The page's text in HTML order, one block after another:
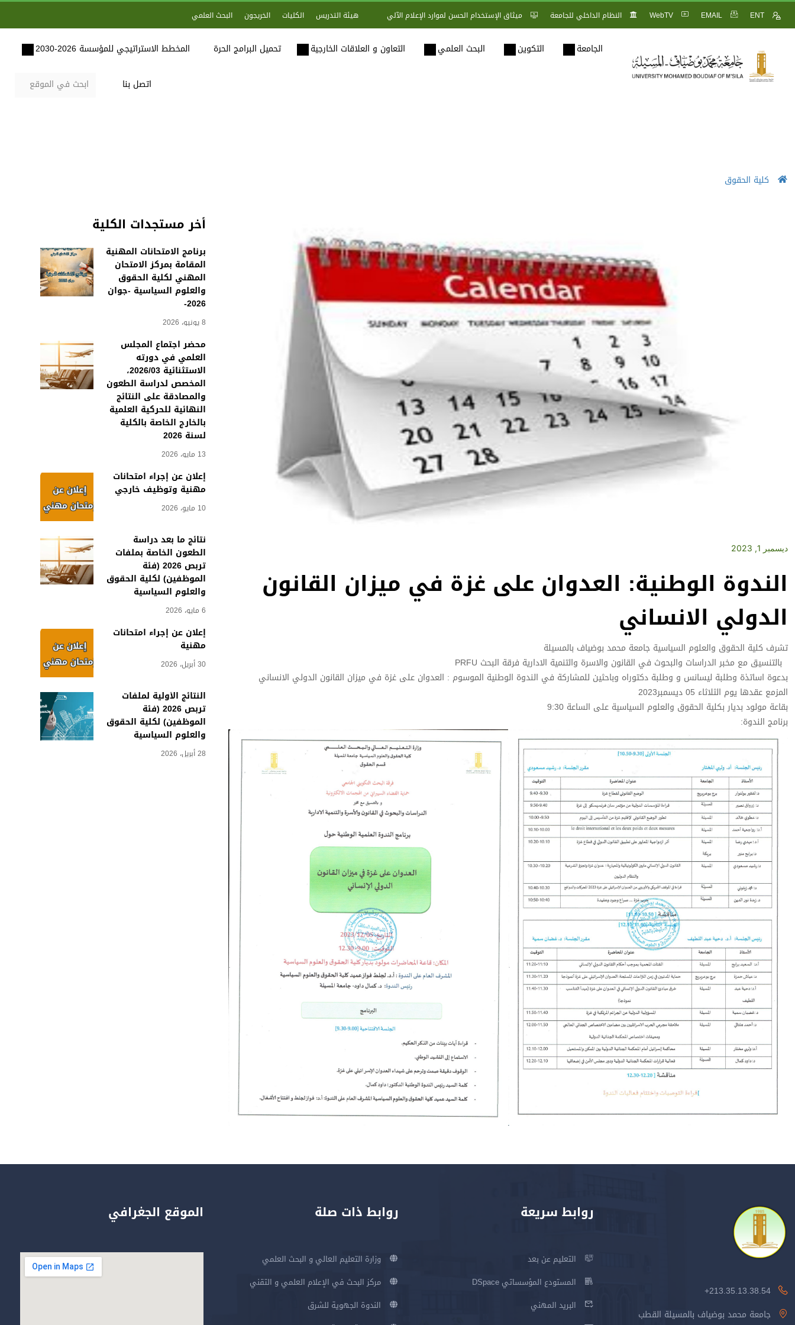
ENT
EMAIL
WebTV النظام الداخلي للجامعة ميثاق الإستخدام الحسن لموارد الإعلام الآلي هيئة التدريس الكليات الخريجون البحث العلمي
الجامعة التكوين البحث العلمي التعاون و العلاقات الخارجية تحميل البرامج الحرة المخطط الاستراتيجي للمؤسسة 2026-2030
اتصل بنا
كلية الحقوق
أخر مستجدات الكلية
برنامج الامتحانات المهنية
المقامة بمركز الامتحان
المهني لكلية الحقوق
والعلوم السياسية -جوان
2026-
8 يونيو، 2026
محضر اجتماع المجلس
العلمي في دورته
الاستثنائية 2026/03،
المخصص لدراسة الطعون
والمصادقة على النتائج
النهائية للحركية العلمية
بالخارج الخاصة بالكلية
لسنة 2026
13 مايو، 2026
إعلان عن إجراء امتحانات
مهنية وتوظيف خارجي
10 مايو، 2026
نتائج ما بعد دراسة
الطعون الخاصة بملفات
تربص 2026 (فئة
الموظفين) لكلية الحقوق
والعلوم السياسية
6 مايو، 2026
إعلان عن إجراء امتحانات
مهنية
30 أبريل، 2026
النتائج الأولية لملفات
تربص 2026 (فئة
الموظفين) لكلية الحقوق
والعلوم السياسية
28 أبريل، 2026
ديسمبر 1, 2023
الندوة الوطنية: العدوان على غزة في ميزان القانون
الدولي الانساني
تشرف كلية الحقوق والعلوم السياسية جامعة محمد بوضياف بالمسيلة
بالتنسيق مع مخبر الدراسات والبحوث في القانون والاسرة والتنمية الادارية فرقة البحث PRFU
بدعوة اساتذة وطلبة ليسانس و وطلبة دكتوراه وباحثين للمشاركة في الندوة الوطنية الموسوم : العدوان على غزة في ميزان القانون الدولي الانساني
المزمع عقدها يوم الثلاثاء 05 ديسمبر2023
بقاعة مولود بديار بكلية الحقوق والعلوم السياسية على الساعة 9:30
برنامج الندوة:
213.35.13.38.54+
جامعة محمد بوضياف بالمسيلة القطب
روابط سريعة
التعليم عن بعد
المستودع المؤسساتي DSpace
البريد المهني
روابط ذات صلة
وزارة التعليم العالي و البحث العلمي
مركز البحث في الإعلام العلمي و التقني
الندوة الجهوية للشرق
الموقع الجغرافي